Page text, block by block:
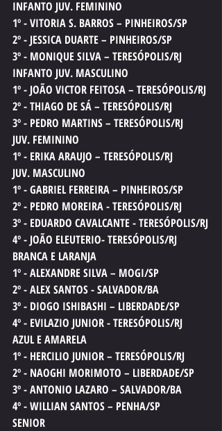
INFANTO JUV. FEMININO
1º - VITORIA S. BARROS – PINHEIROS/SP
2º - JESSICA DUARTE – PINHEIROS/SP
3º - MONIQUE SILVA – TERESÓPOLIS/RJ
INFANTO JUV. MASCULINO
1º - JOÃO VICTOR FEITOSA – TERESÓPOLIS/RJ
2º - THIAGO DE SÁ – TERESÓPOLIS/RJ
3º - PEDRO MARTINS – TERESÓPOLIS/RJ
JUV. FEMININO
1º - ERIKA ARAUJO – TERESÓPOLIS/RJ
JUV. MASCULINO
1º - GABRIEL FERREIRA – PINHEIROS/SP
2º - PEDRO MOREIRA - TERESÓPOLIS/RJ
3º - EDUARDO CAVALCANTE - TERESÓPOLIS/RJ
4º - JOÃO ELEUTERIO- TERESÓPOLIS/RJ
BRANCA E LARANJA
1º - ALEXANDRE SILVA – MOGI/SP
2º - ALEX SANTOS - SALVADOR/BA
3º - DIOGO ISHIBASHI – LIBERDADE/SP
4º - EVILAZIO JUNIOR - TERESÓPOLIS/RJ
AZUL E AMARELA
1º - HERCILIO JUNIOR – TERESÓPOLIS/RJ
2º - NAOGHI MORIMOTO – LIBERDADE/SP
3º - ANTONIO LAZARO – SALVADOR/BA
4º - WILLIAN SANTOS – PENHA/SP
SENIOR